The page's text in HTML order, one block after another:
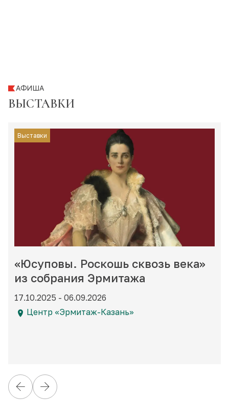
АФИША
ВЫСТАВКИ
Выставки
«Юсуповы. Роскошь сквозь века»
из собрания Эрмитажа
17.10.2025 - 06.09.2026
Центр «Эрмитаж-Казань»